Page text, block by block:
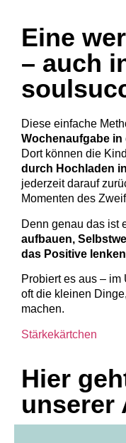
Eine
– auch
Diese einfache
Wochenaufgabe
Dort können die
durch Hochladen
jederzeit darauf
Momenten des
Denn genau das ist
aufbauen,
das Positive lenken
Probiert es aus – im
oft die kleinen
machen.
Stärkekärtchen
Hier
unserer